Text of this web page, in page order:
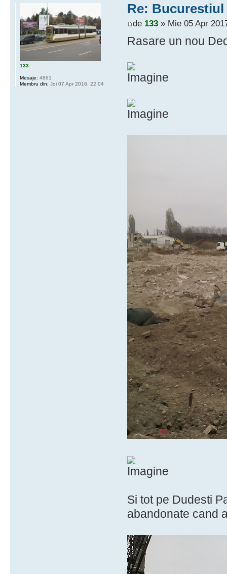
Re:
de 133» Mie 05 Apr
Rasare un nou
Si tot pe Dudesti
abandonate cand
133
Mesaje: 4861
Membru din: Joi 07 Apr 2016, 22:04